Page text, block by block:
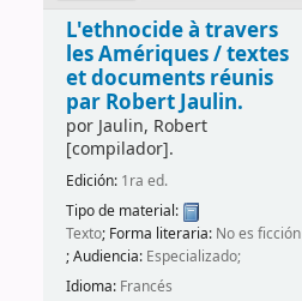
L'ethnocide à travers
les Amériques /textes
et documents réunis
par Robert Jaulin.
por Jaulin, Robert
[compilador].
Edición: 1ra ed.
Tipo de material:
Texto; Forma literaria: No es ficción
; Audiencia: Especializado;
Idioma: Francés